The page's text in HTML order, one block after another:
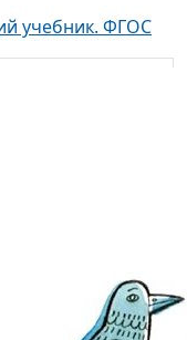
учебник. ФГОС